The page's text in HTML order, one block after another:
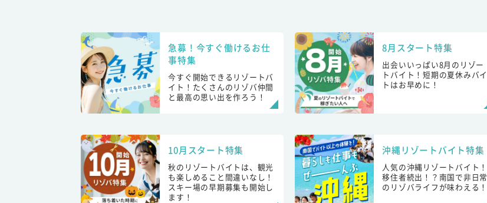
急募！今すぐ働けるお仕
事特集
今すぐ開始できるリゾートバ
イト！たくさんのリゾバ仲間
と最高の思い出を作ろう！
8月スタート特集
出会いいっぱい8月のリゾー
トバイト！短期の夏休みバイ
トはお早めに！
10月スタート特集
秋のリゾートバイトは、観光
も楽しめること間違いなし！
スキー場の早期募集も開始し
ます！
沖縄リゾートバイト特集
人気の沖縄リゾートバイト！
移住者続出！？南国で非日常
のリゾバライフが味わえる！